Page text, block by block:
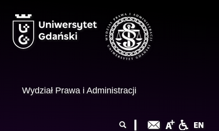
Wydział Prawa i Administracji